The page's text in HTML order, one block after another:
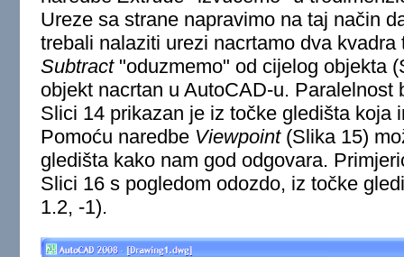
Ureze sa strane napravimo na taj način
trebali nalaziti urezi nacrtamo dva
Subtract"oduzmemo" od cijelog objekta
objekt nacrtan u AutoCAD-u. Paralelnost
Slici 14 prikazan je iz točke gledišta koja
Pomoću naredbe Viewpoint(Slika 15)
gledišta kako nam god odgovara.
Slici 16 s pogledom odozdo, iz točke
1.2, -1).